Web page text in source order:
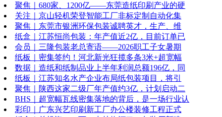
聚焦｜680家、1200亿——东莞造纸印刷产业的硬
关注｜京山轻机荣登智能工厂非标定制自动化集
聚焦｜东莞市银洲环保包装诚聘英才，生产、维
纸盒｜江苏恒尚包装：年产值近2亿，目前订单已
会员｜三隆包装老总寄语——2026职工子女暑期
纸板｜密集签约！河北新光狂揽多条3米+超宽幅
数据｜造纸和纸制品业上半年利润总额196亿，同
纸板｜江苏知名水产企业布局纸包装项目，将引
聚焦｜陕西这家二级厂年产值约3亿，计划启动二
BHS｜超宽幅瓦线密集落地的背后，是一场行业认
彩印｜广东兴艺印刷新工厂办公楼装修工程正式